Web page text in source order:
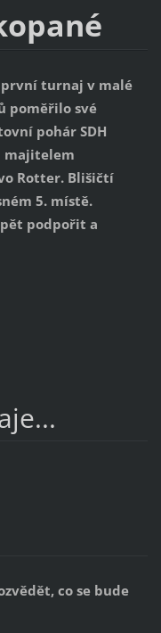
první turnaj v malé
poměřilo své
pohár SDH
majitelem
Rotter. Blišičtí
5. místě.
podpořit a
co se bude